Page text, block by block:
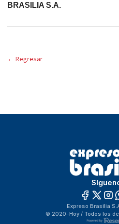
BRASILIA S.A.
← Regresar
Expreso Brasilia
© 2020–Hoy / Todos los